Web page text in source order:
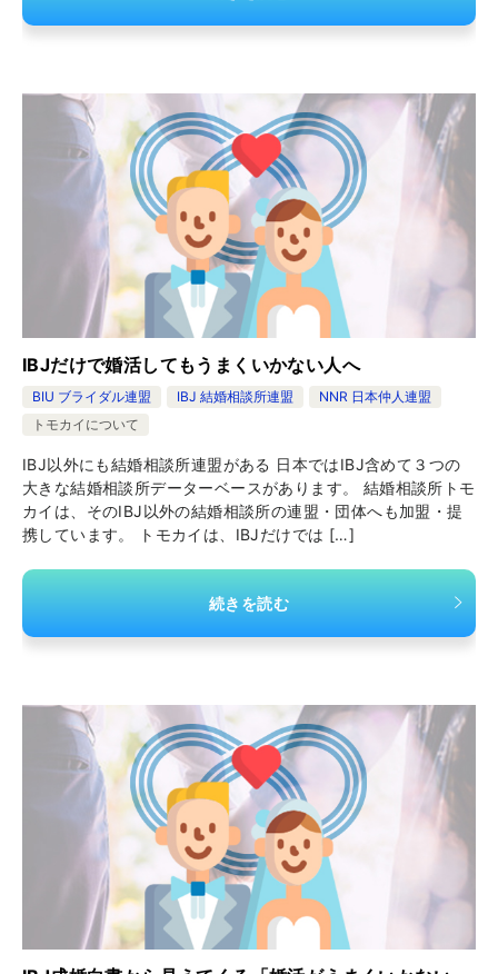
IBJだけで婚活してもうまくいかない人へ
BIU ブライダル連盟 IBJ 結婚相談所連盟
NNR 日本仲人連盟
トモカイについて
IBJ以外にも結婚相談所連盟がある 日本ではIBJ含めて３つの
大きな結婚相談所データーベースがあります。 結婚相談所トモ
カイは、そのIBJ以外の結婚相談所の連盟・団体へも加盟・提
携しています。 トモカイは、IBJだけでは […]
続きを読む